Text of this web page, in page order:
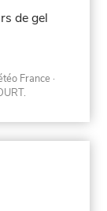
de gel
France ·